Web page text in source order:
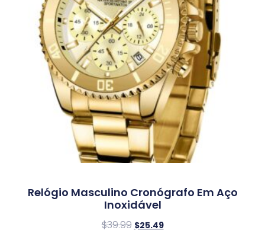
Relógio Masculino Cronógrafo Em Aço
Inoxidável
$39.99 $25.49